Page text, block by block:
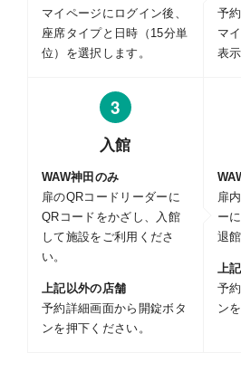
マイページにログイン後、
座席タイプと日時（15分単
位）を選択します。
予
マ
表
3
入館
WAW神田のみ
扉のQRコードリーダーに
QRコードをかざし、入館
して施設をご利用くださ
い。
上記以外の店舗
予約詳細画面から開錠ボタ
ンを押下ください。
扉
ー
退
上
予
ン